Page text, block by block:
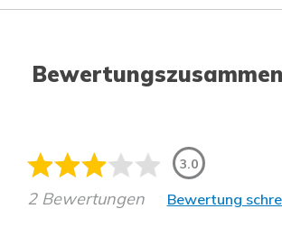
3.0
2 Bewertungen Bewertung